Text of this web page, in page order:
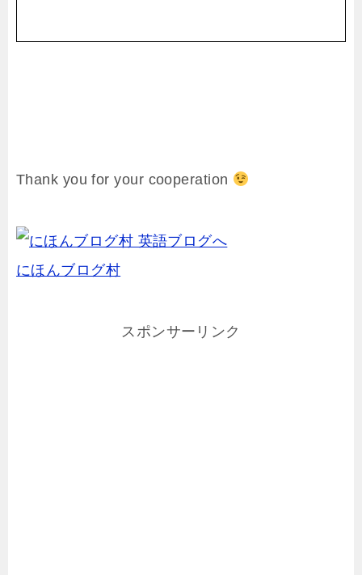
Thank you for your cooperation
にほんブログ村
スポンサーリンク